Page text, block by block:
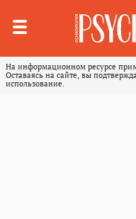
На информационном ресурсе
Оставаясь на сайте, вы
использование.